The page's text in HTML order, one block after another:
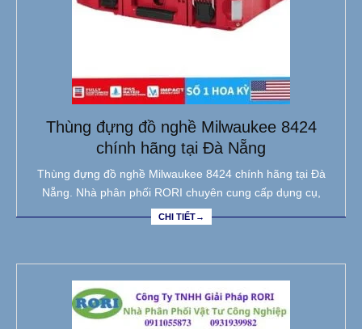
Thùng đựng đồ nghề Milwaukee 8424
chính hãng tại Đà Nẵng
Thùng đựng đồ nghề Milwaukee 8424 chính hãng tại Đà
Nẵng. Nhà phân phối RORI chuyên cung cấp dụng cụ,
CHI TIẾT→